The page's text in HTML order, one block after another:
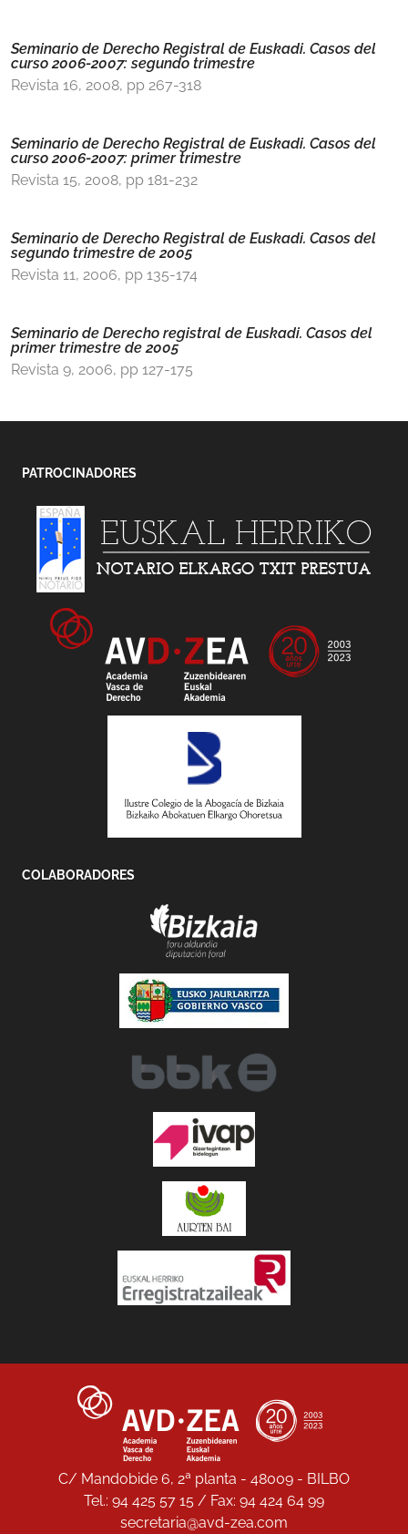
Seminario de Derecho Registral de Euskadi. Casos del
curso 2006-2007: segundo trimestre
Revista 16, 2008, pp 267-318
Seminario de Derecho Registral de Euskadi. Casos del
curso 2006-2007: primer trimestre
Revista 15, 2008, pp 181-232
Seminario de Derecho Registral de Euskadi. Casos del
segundo trimestre de 2005
Revista 11, 2006, pp 135-174
Seminario de Derecho registral de Euskadi. Casos del
primer trimestre de 2005
Revista 9, 2006, pp 127-175
PATROCINADORES
COLABORADORES
C/ Mandobide 6, 2ª planta - 48009 - BILBO
Tel.: 94 425 57 15 / Fax: 94 424 64 99
secretaria@avd-zea.com